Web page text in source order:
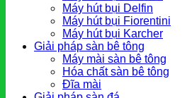
Máy hút bụi Delfin
Máy hút bụi Fiorentini
Máy hút bụi Karcher
Giải pháp sàn bê tông
Máy mài sàn bê tông
Hóa chất sàn bê tông
Đĩa mài